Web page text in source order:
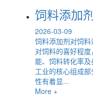
饲料添加
2026-03-09
饲料添加剂对饲
对饲料的喜好程
能、饲料转化率
工业的核心组成
性有着显...
More +